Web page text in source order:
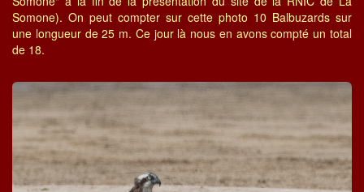
Somone). On peut compter sur cette photo 10 Balbuzards sur
une longueur de 25 m. Ce jour là nous en avons compté un total
de 18.